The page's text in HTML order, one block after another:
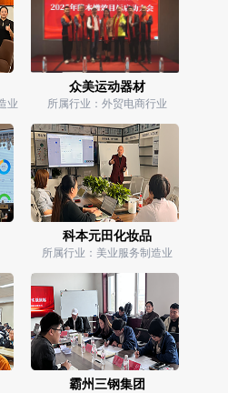
业
众美运动器材
所属行业：外贸电商行业
科本元田化妆品
所属行业：美业服务制造业
霸州三钢集团